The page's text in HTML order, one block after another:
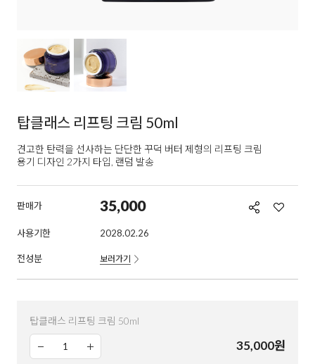
탑클래스 리프팅 크림 50ml
견고한 탄력을 선사하는 단단한 꾸덕 버터 제형의 리프팅 크림
용기 디자인 2가지 타입, 랜덤 발송
판매가 35,000
사용기한 2028.02.26
전성분 보러가기
탑클래스 리프팅 크림 50ml
35,000원